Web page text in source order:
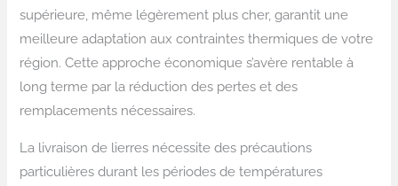
supérieure, même légèrement plus cher, garantit une
meilleure adaptation aux contraintes thermiques de votre
région. Cette approche économique s’avère rentable à
long terme par la réduction des pertes et des
remplacements nécessaires.
La livraison de lierres nécessite des précautions
particulières durant les périodes de températures